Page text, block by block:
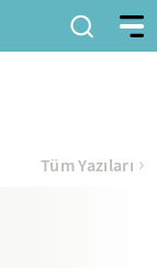
Tüm Yazıları